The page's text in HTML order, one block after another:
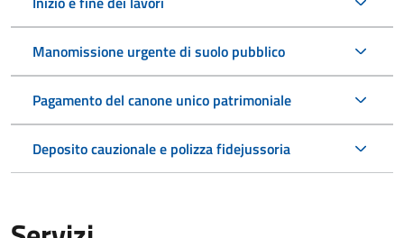
Manomissione urgente di suolo pubblico
Pagamento del canone unico patrimoniale
Deposito cauzionale e polizza fidejussoria